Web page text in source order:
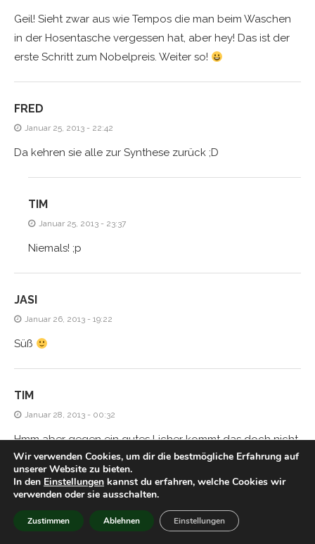
Geil! Sieht zwar aus wie Tempos die man beim Waschen
in der Hosentasche vergessen hat, aber hey! Das ist der
erste Schritt zum Nobelpreis. Weiter so!
FRED
Januar 25, 2013 - 22:42
Da kehren sie alle zur Synthese zurück ;D
TIM
Januar 25, 2013 - 23:37
Niemals! ;p
JASI
Januar 26, 2013 - 19:22
Süß
TIM
Januar 28, 2013 - 00:32
Hmm aber gegen ein gutes Licher kommt das doch nicht
an, oder?
HIACYNTA
Januar 28, 2013 - 21:54
Wir verwenden Cookies, um dir die bestmögliche Erfahrung auf
unserer Website zu bieten.
In den Einstellungen kannst du erfahren, welche Cookies wir
verwenden oder sie ausschalten.
Zustimmen Ablehnen Einstellungen